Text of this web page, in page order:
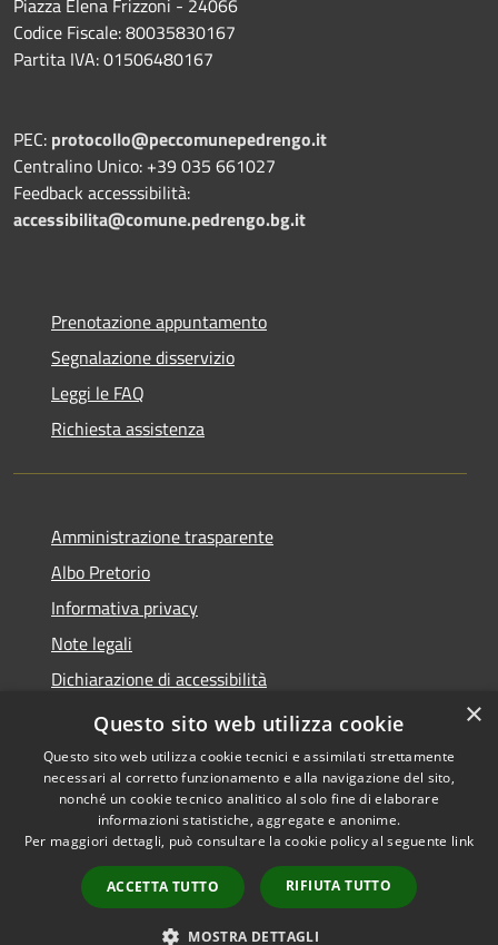
Piazza Elena Frizzoni - 24066
Codice Fiscale: 80035830167
Partita IVA: 01506480167
PEC: protocollo@peccomunepedrengo.it
Centralino Unico: +39 035 661027
Feedback accesssibilità:
accessibilita@comune.pedrengo.bg.it
Prenotazione appuntamento
Segnalazione disservizio
Leggi le FAQ
Richiesta assistenza
Amministrazione trasparente
Albo Pretorio
Informativa privacy
Note legali
Dichiarazione di accessibilità
Area riservata dipendenti
Accessibilità
Copyright © 2026 • Comune di
Pedrengo • Powered by
Municipium•
Accesso
redazione
×
Questo sito web utilizza cookie
Questo sito web utilizza cookie tecnici e assimilati strettamente
necessari al corretto funzionamento e alla navigazione del sito,
nonché un cookie tecnico analitico al solo fine di elaborare
informazioni statistiche, aggregate e anonime.
Per maggiori dettagli, può consultare la cookie policy al seguente link
ACCETTA TUTTO RIFIUTA TUTTO
MOSTRA DETTAGLI